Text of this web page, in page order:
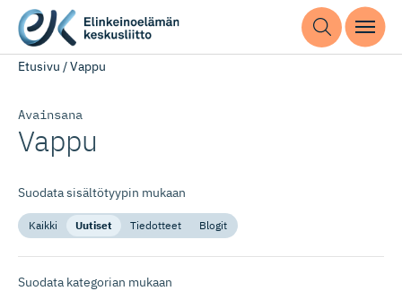
Etusivu /Vappu
Avainsana
Vappu
Suodata sisältötyypin mukaan
Kaikki Uutiset Tiedotteet Blogit
Suodata kategorian mukaan